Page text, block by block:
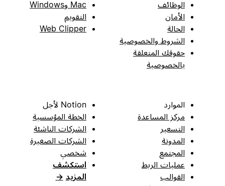
الوظائف
الأمان
الحالة
الشروط والخصوصية
حقوقك المتعلقة
بالخصوصية
Mac وWindows
التقويم
Web Clipper
الموارد
مركز المساعدة
التسعير
المدونة
المجتمع
عمليات الربط
القوالب
Notion لأجل
الخطة المؤسسية
الشركات الناشئة
الشركات الصغيرة
شخصي
استكشف
المزيد →